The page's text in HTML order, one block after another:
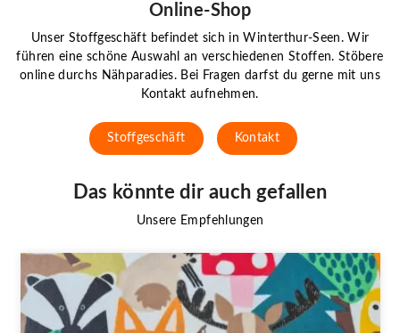
Online-Shop
Unser Stoffgeschäft befindet sich in Winterthur-Seen. Wir
führen eine schöne Auswahl an verschiedenen Stoffen. Stöbere
online durchs Nähparadies. Bei Fragen darfst du gerne mit uns
Kontakt aufnehmen.
Stoffgeschäft Kontakt
Das könnte dir auch gefallen
Unsere Empfehlungen